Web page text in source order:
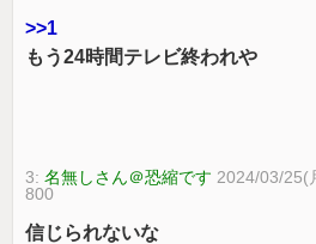
>>1
もう24時間テレビ終われや
3:名無しさん＠恐縮です 2024/03/25(
800
信じられないな